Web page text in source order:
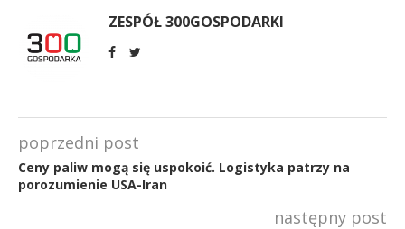
ZESPÓŁ 300GOSPODARKI
poprzedni post
Ceny paliw mogą się uspokoić. Logistyka patrzy na
porozumienie USA-Iran
następny post